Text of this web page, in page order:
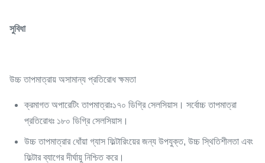
সুবিধা
উচ্চ তাপমাত্রায় অসামান্য প্রতিরোধ ক্ষমতা
ক্রমাগত অপারেটিং তাপমাত্রাঃ১৭০ ডিগ্রি সেলসিয়াস। সর্বোচ্চ তাপমাত্রা
প্রতিরোধঃ ১৮০ ডিগ্রি সেলসিয়াস।
উচ্চ তাপমাত্রার ধোঁয়া গ্যাস ফিল্টারিংয়ের জন্য উপযুক্ত, উচ্চ স্থিতিশীলতা এবং
ফিল্টার ব্যাগের দীর্ঘায়ু নিশ্চিত করে।